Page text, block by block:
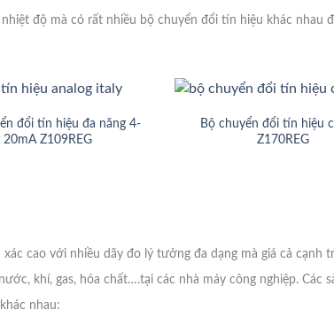
độ mà có rất nhiều bộ chuyển đổi tín hiệu khác nhau
đổi tín hiệu đa năng 4-
20mA Z109REG
Bộ chuyển đổi tín hiệu
Z170REG
cao với nhiều dãy đo lý tưởng đa dạng mà giá cả
khí, gas, hóa chất….tại các nhà máy công nghiệp.
nhau: